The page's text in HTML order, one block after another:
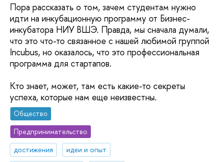
Пора рассказать о том, зачем студентам нужно
идти на инкубационную программу от Бизнес-
инкубатора НИУ ВШЭ. Правда, мы сначала думали,
что это что-то связанное с нашей любимой группой
Incubus, но оказалось, что это профессиональная
программа для стартапов.
Кто знает, может, там есть какие-то секреты
успеха, которые нам еще неизвестны.
Общество
Предпринимательство
достижения
идеи и опыт